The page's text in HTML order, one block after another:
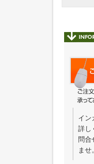
イン
詳し
問合
ませ